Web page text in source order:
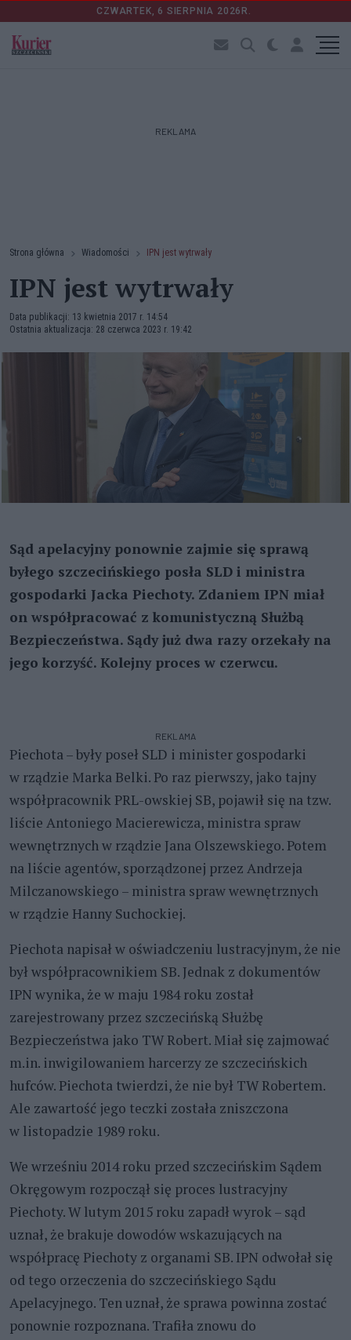
CZWARTEK, 6 SIERPNIA 2026R.
REKLAMA
Strona główna Wiadomości IPN jest wytrwały
IPN jest wytrwały
Data publikacji: 13 kwietnia 2017 r. 14:54
Ostatnia aktualizacja: 28 czerwca 2023 r. 19:42
Sąd apelacyjny ponownie zajmie się sprawą
byłego szczecińskiego posła SLD i ministra
gospodarki Jacka Piechoty. Zdaniem IPN miał
on współpracować z komunistyczną Służbą
Bezpieczeństwa. Sądy już dwa razy orzekały na
jego korzyść. Kolejny proces w czerwcu.
REKLAMA
Piechota – były poseł SLD i minister gospodarki
w rządzie Marka Belki. Po raz pierwszy, jako tajny
współpracownik PRL-owskiej SB, pojawił się na tzw.
liście Antoniego Macierewicza, ministra spraw
wewnętrznych w rządzie Jana Olszewskiego. Potem
na liście agentów, sporządzonej przez Andrzeja
Milczanowskiego – ministra spraw wewnętrznych
w rządzie Hanny Suchockiej.
Piechota napisał w oświadczeniu lustracyjnym, że nie
był współpracownikiem SB. Jednak z dokumentów
IPN wynika, że w maju 1984 roku został
zarejestrowany przez szczecińską Służbę
Bezpieczeństwa jako TW Robert. Miał się zajmować
m.in. inwigilowaniem harcerzy ze szczecińskich
hufców. Piechota twierdzi, że nie był TW Robertem.
Ale zawartość jego teczki została zniszczona
w listopadzie 1989 roku.
We wrześniu 2014 roku przed szczecińskim Sądem
Okręgowym rozpoczął się proces lustracyjny
Piechoty. W lutym 2015 roku zapadł wyrok – sąd
uznał, że brakuje dowodów wskazujących na
współpracę Piechoty z organami SB. IPN odwołał się
od tego orzeczenia do szczecińskiego Sądu
Apelacyjnego. Ten uznał, że sprawa powinna zostać
ponownie rozpoznana. Trafiła znowu do